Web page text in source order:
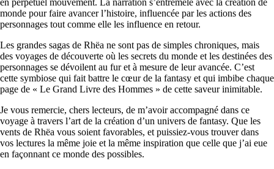
en perpétuel mouvement. La narration s’entremêle avec la création de
monde pour faire avancer l’histoire, influencée par les actions des
personnages tout comme elle les influence en retour.
Les grandes sagas de Rhëa ne sont pas de simples chroniques, mais
des voyages de découverte où les secrets du monde et les destinées des
personnages se dévoilent au fur et à mesure de leur avancée. C’est
cette symbiose qui fait battre le cœur de la fantasy et qui imbibe chaque
page de « Le Grand Livre des Hommes » de cette saveur inimitable.
Je vous remercie, chers lecteurs, de m’avoir accompagné dans ce
voyage à travers l’art de la création d’un univers de fantasy. Que les
vents de Rhëa vous soient favorables, et puissiez-vous trouver dans
vos lectures la même joie et la même inspiration que celle que j’ai eue
en façonnant ce monde des possibles.